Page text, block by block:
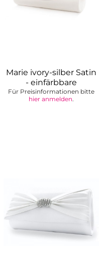
Marie ivory-silber Satin
- einfärbbare
Brauttasche
Für Preisinformationen bitte
hier anmelden.